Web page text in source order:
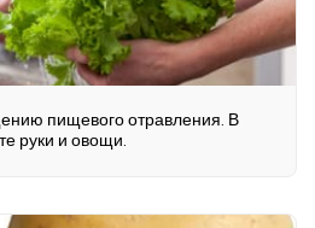
пищевого отравления. В
руки и овощи.